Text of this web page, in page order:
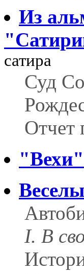
Из
сатира
Суд
Отчет
"Вехи"
I. В